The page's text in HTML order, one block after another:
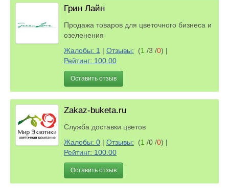
Грин Лайн
Продажа товаров для цветочного бизнеса и
озеленения
Жалобы: 1 | Отзывы: (1 /3 /0) |
Рейтинг: 100.00
Оставить отзыв
Zakaz-buketa.ru
Служба доставки цветов
Жалобы: 0 | Отзывы: (1 /0 /0) |
Рейтинг: 100.00
Оставить отзыв